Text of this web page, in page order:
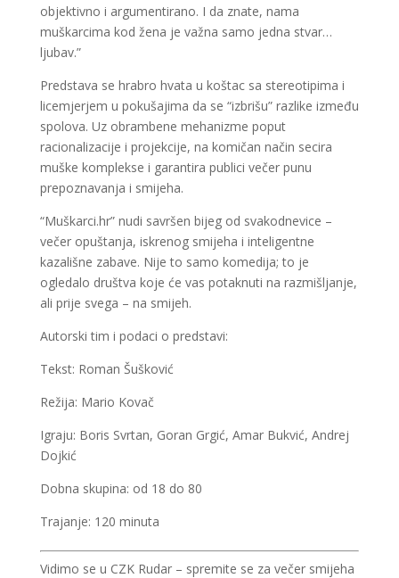
objektivno i argumentirano. I da znate, nama
muškarcima kod žena je važna samo jedna stvar…
ljubav.”
Predstava se hrabro hvata u koštac sa stereotipima i
licemjerjem u pokušajima da se “izbrišu” razlike između
spolova. Uz obrambene mehanizme poput
racionalizacije i projekcije, na komičan način secira
muške komplekse i garantira publici večer punu
prepoznavanja i smijeha.
“Muškarci.hr” nudi savršen bijeg od svakodnevice –
večer opuštanja, iskrenog smijeha i inteligentne
kazališne zabave. Nije to samo komedija; to je
ogledalo društva koje će vas potaknuti na razmišljanje,
ali prije svega – na smijeh.
Autorski tim i podaci o predstavi:
Tekst: Roman Šušković
Režija: Mario Kovač
Igraju: Boris Svrtan, Goran Grgić, Amar Bukvić, Andrej
Dojkić
Dobna skupina: od 18 do 80
Trajanje: 120 minuta
Vidimo se u CZK Rudar – spremite se za večer smijeha